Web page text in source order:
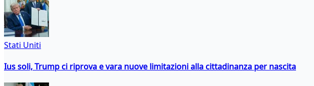
Stati Uniti
Ius soli, Trump ci riprova e vara nuove limitazioni alla cittadinanza per nascita